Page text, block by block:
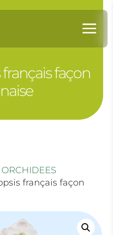
a
façon
ORCHIDEES
français façon